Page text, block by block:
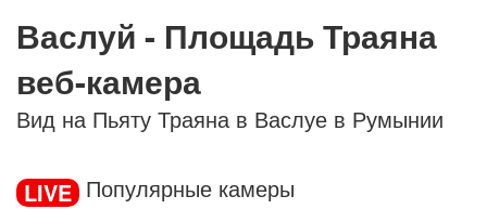
Васлуй - Площадь Траяна
веб-камера
Вид на Пьяту Траяна в Васлуе в Румынии
LIVE Популярные камеры